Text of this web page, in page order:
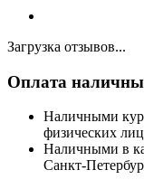
Загрузка отзывов...
Оплата
Наличными
физических
Наличными в
Санкт-